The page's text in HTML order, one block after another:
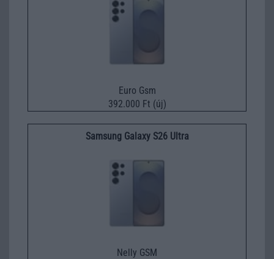
Euro Gsm
392.000 Ft (új)
Samsung Galaxy S26 Ultra
Nelly GSM